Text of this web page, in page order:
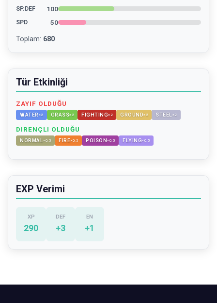
SP.DEF 100
SPD 50
Toplam: 680
Tür Etkinliği
ZAYIF OLDUĞU
WATER ×2 GRASS× 2 FIGHTING× 2 GROUND× 2 STEEL ×2
DIRENÇLI OLDUĞU
NORMAL×0.5 FIRE×0.5 POISON×0.5 FLYING×0.5
EXP Verimi
XP
290
DEF
+3
EN
+1